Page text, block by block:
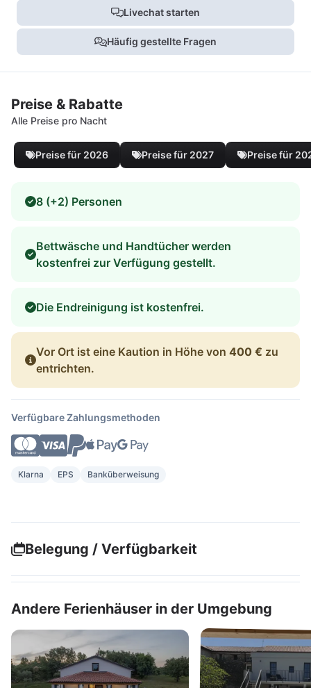
Livechat starten
Häufig gestellte Fragen
Preise & Rabatte
Alle Preise pro Nacht
Preise für 2026 Preise für 2027 Preise für
8 (+2) Personen
Bettwäsche und Handtücher werden
kostenfrei zur Verfügung gestellt.
Die Endreinigung ist kostenfrei.
Vor Ort ist eine Kaution in Höhe von 400 € zu
entrichten.
Verfügbare Zahlungsmethoden
Klarna EPS Banküberweisung
Belegung / Verfügbarkeit
Andere Ferienhäuser in der Umgebung